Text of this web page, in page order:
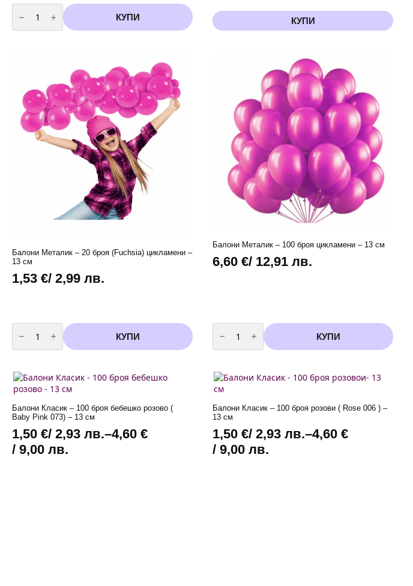
количество
за
Маус
броя
КУПИ КУПИ
Балони Металик – 20 броя (Fuchsia) цикламени –
13 см
1,53 €/ 2,99 лв.
количество
за
Балони
Металик
броя
(Fuchsia)
цикламени
-
13
см
КУПИ
Балони Металик – 100 броя цикламени – 13 см
6,60€/ 12,91 лв.
количество
за
Балони
Металик
броя
цикламени
-
13
см
КУПИ
Балони Класик – 100 броя бeбешко розово (
Baby Pink 073) – 13 см
1,50 €/ 2,93 лв.–4,60 €
/ 9,00 лв.
Price
Балони Класик – 100 броя розови ( Rose 006 ) –
13 см
1,50€/ 2,93 лв.–4,60€
/ 9,00 лв.
Price